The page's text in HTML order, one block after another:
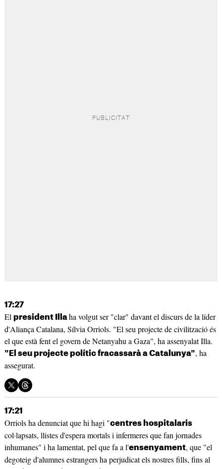
17:27
El president Illaha volgut ser "clar" davant el discurs de la líder
d'Aliança Catalana, Sílvia Orriols. "El seu projecte de civilització és
el que està fent el govern de Netanyahu a Gaza", ha assenyalat Illa.
"El seu projecte polític fracassarà a Catalunya", ha
assegurat.
17:21
Orriols ha denunciat que hi hagi "centres hospitalaris
col·lapsats, llistes d'espera mortals i infermeres que fan jornades
inhumanes" i ha lamentat, pel que fa a l'ensenyament, que "el
degoteig d'alumnes estrangers ha perjudicat els nostres fills, fins al